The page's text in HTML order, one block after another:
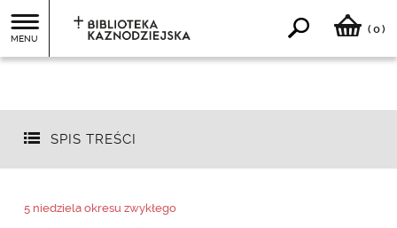
MENU
( 0)
SPIS TREŚCI
5 niedziela okresu zwykłego